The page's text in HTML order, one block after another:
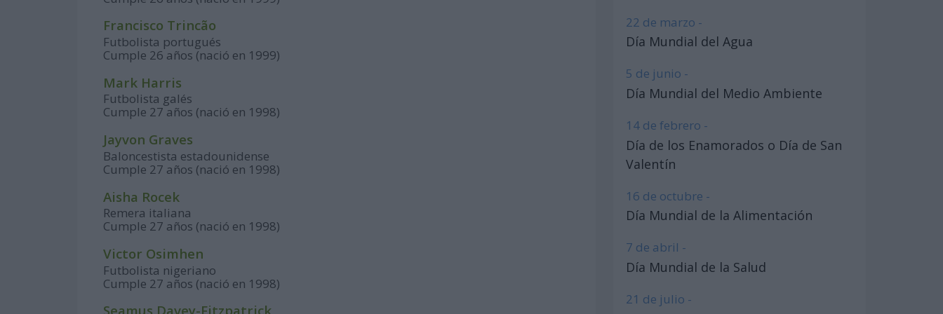
Francisco Trincão
Futbolista portugués
Cumple 26 años (nació en 1999)
Mark Harris
Futbolista galés
Cumple 27 años (nació en 1998)
Jayvon Graves
Baloncestista estadounidense
Cumple 27 años (nació en 1998)
Aisha Rocek
Remera italiana
Cumple 27 años (nació en 1998)
Victor Osimhen
Futbolista nigeriano
Cumple 27 años (nació en 1998)
Seamus Davey-Fitzpatrick
22 de marzo -
Día Mundial del Agua
5 de junio -
Día Mundial del Medio Ambiente
14 de febrero -
Día de los Enamorados o Día de San
Valentín
16 de octubre -
Día Mundial de la Alimentación
7 de abril -
Día Mundial de la Salud
21 de julio -